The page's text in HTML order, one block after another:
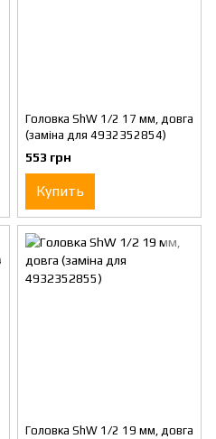
Головка ShW 1/2 17 мм, довга
(заміна для 4932352854)
553 грн
Купить
Головка ShW 1/2 19 мм, довга